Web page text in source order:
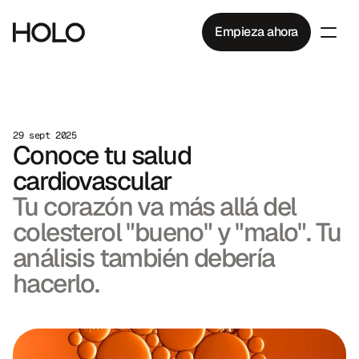
Empieza ahora
29 sept 2025
Conoce tu salud
cardiovascular
Tu corazón va más allá del
colesterol "bueno" y "malo". Tu
análisis también debería
hacerlo.